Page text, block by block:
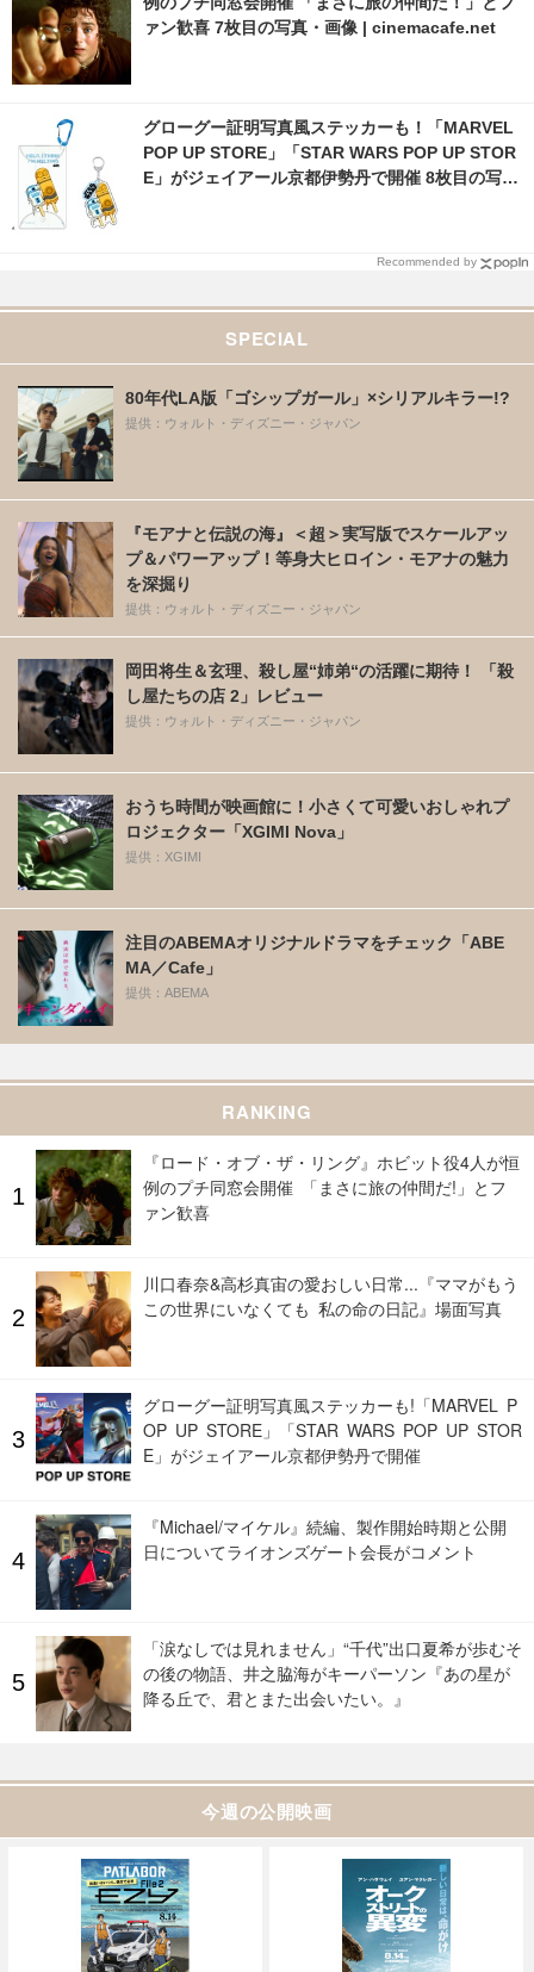
ァン歓喜 7枚目の写真・画像 | cinemacafe.net
グローグー証明写真風ステッカーも！「MARVEL
POP UP STORE」「STAR WARS POP UP STOR
E」がジェイアール京都伊勢丹で開催 8枚目の写
Recommended by
SPECIAL
80年代LA版「ゴシップガール」×シリアルキラー!?
提供：ウォルト・ディズニー・ジャパン
『モアナと伝説の海』＜超＞実写版でスケールアッ
プ＆パワーアップ！等身大ヒロイン・モアナの魅力
を深掘り
提供：ウォルト・ディズニー・ジャパン
岡田将生＆玄理、殺し屋“姉弟“の活躍に期待！ 「殺
し屋たちの店 2」レビュー
提供：ウォルト・ディズニー・ジャパン
おうち時間が映画館に！小さくて可愛いおしゃれプ
ロジェクター「XGIMI Nova」
提供：XGIMI
注目のABEMAオリジナルドラマをチェック「ABE
MA／Cafe」
提供：ABEMA
RANKING
『ロード・オブ・ザ・リング』ホビット役4人が恒
例のプチ同窓会開催 「まさに旅の仲間だ!」とフ
ァン歓喜
川口春奈&高杉真宙の愛おしい日常...『ママがもう
この世界にいなくても 私の命の日記』場面写真
グローグー証明写真風ステッカーも!「MARVEL P
OP UP STORE」「STAR WARS POP UP STOR
E」がジェイアール京都伊勢丹で開催
『Michael/マイケル』続編、製作開始時期と公開
日についてライオンズゲート会長がコメント
「涙なしでは見れません」“千代”出口夏希が歩むそ
の後の物語、井之脇海がキーパーソン『あの星が
降る丘で、君とまた出会いたい。』
今週の公開映画